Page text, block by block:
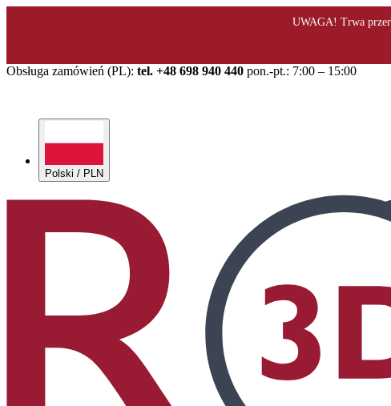
Obsługa zamówień (PL): tel. +48 698 940 440 pon.-pt.: 7:00 – 15:00
Polski / PLN